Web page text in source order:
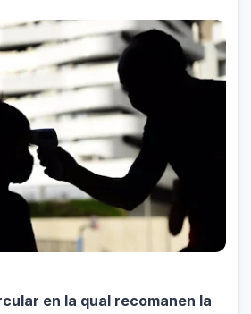
en la qual recomanen la